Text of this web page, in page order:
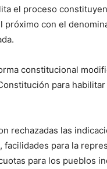
el proceso
próximo con el
constitucional
para
rechazadas las
facilidades para la
para los pueblos